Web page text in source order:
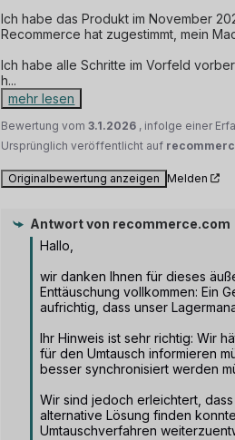
Ich habe das Produkt im November
Recommerce hat zugestimmt, mein
Ich habe alle Schritte im Vorfeld
h...
mehr lesen
Bewertung vom3.1.2026 , infolge einer
Ursprünglich veröffentlicht auf
Originalbewertung anzeigen Melden
Antwort von recommerce.com
Hallo,
wir danken Ihnen für dieses
Enttäuschung vollkommen: Ein
aufrichtig, dass unser
Ihr Hinweis ist sehr richtig: Wir
für den Umtausch informieren
besser synchronisiert werden
Wir sind jedoch erleichtert,
alternative Lösung finden
Umtauschverfahren